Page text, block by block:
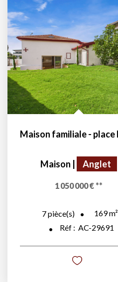
Maison Anglet
1 050 000 €**
7pièce(s) 169m²
Réf : AC-29691